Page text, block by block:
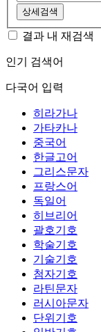
상세검색
결과 내 재검색
인기 검색어
다국어 입력
히라가나
가타카나
중국어
한글고어
그리스문자
프랑스어
독일어
히브리어
괄호기호
학술기호
기술기호
첨자기호
라틴문자
러시아문자
단위기호